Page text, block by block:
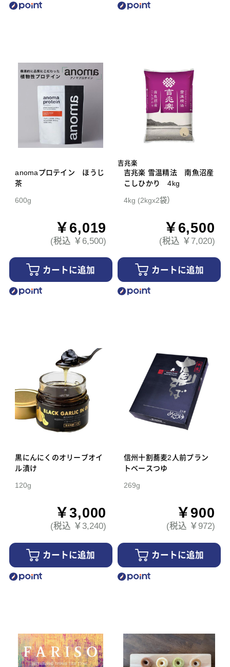
anomaプロテイン ほうじ
茶
600g
￥6,019
(税込 ￥6,500)
カートに追加
吉兆楽
吉兆楽 雪温精法 南魚沼産
こしひかり 4kg
4kg (2kgx2袋）
￥6,500
(税込 ￥7,020)
カートに追加
黒にんにくのオリーブオイ
ル漬け
120g
￥3,000
(税込 ￥3,240)
カートに追加
信州十割蕎麦2人前プラン
トベースつゆ
269g
￥900
(税込 ￥972)
カートに追加